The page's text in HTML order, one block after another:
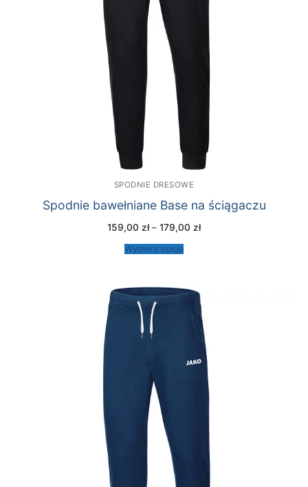
SPODNIE DRESOWE
Spodnie bawełniane Base na ściągaczu
159,00 zł – 179,00 złZakres
Wybierz opcje